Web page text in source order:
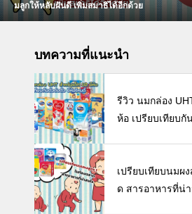
มลูกให้หลับฝันดี เพิ่มสมาธิได้อีกด้วย
บทความที่แนะนำ
รีวิว นมกล่อง
ห้อ เปรียบเทียบกั
เปรียบเทียบนมผ
ด สารอาหารที่น่